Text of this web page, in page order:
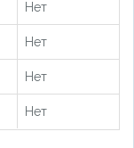
Нет
Нет
Нет
Нет